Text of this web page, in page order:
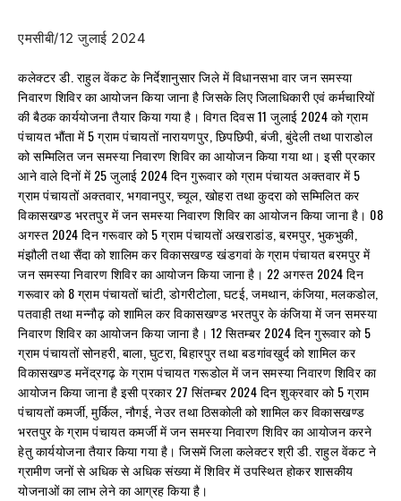
एमसीबी/12 जुलाई 2024
कलेक्टर डी. राहुल वेंकट के निर्देशानुसार जिले में विधानसभा वार जन समस्या
निवारण शिविर का आयोजन किया जाना है जिसके लिए जिलाधिकारी एवं कर्मचारियों
की बैठक कार्ययोजना तैयार किया गया है। विगत दिवस 11 जुलाई 2024 को ग्राम
पंचायत भौंता में 5 ग्राम पंचायतों नारायणपुर, छिपछिपी, बंजी, बुंदेली तथा पाराडोल
को सम्मिलित जन समस्या निवारण शिविर का आयोजन किया गया था। इसी प्रकार
आने वाले दिनों में 25 जुलाई 2024 दिन गुरूवार को ग्राम पंचायत अक्तवार में 5
ग्राम पंचायतों अक्तवार, भगवानपुर, च्यूल, खोहरा तथा कुदरा को सम्मिलित कर
विकासखण्ड भरतपुर में जन समस्या निवारण शिविर का आयोजन किया जाना है। 08
अगस्त 2024 दिन गरूवार को 5 ग्राम पंचायतों अखराडांड, बरमपुर, भुकभुकी,
मंझौली तथा सैंदा को शालिम कर विकासखण्ड खंडगवां के ग्राम पंचायत बरमपुर में
जन समस्या निवारण शिविर का आयोजन किया जाना है। 22 अगस्त 2024 दिन
गरूवार को 8 ग्राम पंचायतों चांटी, डोगरीटोला, घटई, जमथान, कंजिया, मलकडोल,
पतवाही तथा मन्नौढ़ को शामिल कर विकासखण्ड भरतपुर के कंजिया में जन समस्या
निवारण शिविर का आयोजन किया जाना है। 12 सितम्बर 2024 दिन गुरूवार को 5
ग्राम पंचायतों सोनहरी, बाला, घुटरा, बिहारपुर तथा बडगांवखुर्द को शामिल कर
विकासखण्ड मनेंद्रगढ़ के ग्राम पंचायत गरूडोल में जन समस्या निवारण शिविर का
आयोजन किया जाना है इसी प्रकार 27 सिंतम्बर 2024 दिन शुक्रवार को 5 ग्राम
पंचायतों कमर्जी, मुर्किल, नौगई, नेउर तथा ठिसकोली को शामिल कर विकासखण्ड
भरतपुर के ग्राम पंचायत कमर्जी में जन समस्या निवारण शिविर का आयोजन करने
हेतु कार्ययोजना तैयार किया गया है। जिसमें जिला कलेक्टर श्री डी. राहुल वेंकट ने
ग्रामीण जनों से अधिक से अधिक संख्या में शिविर में उपस्थित होकर शासकीय
योजनाओं का लाभ लेने का आग्रह किया है।